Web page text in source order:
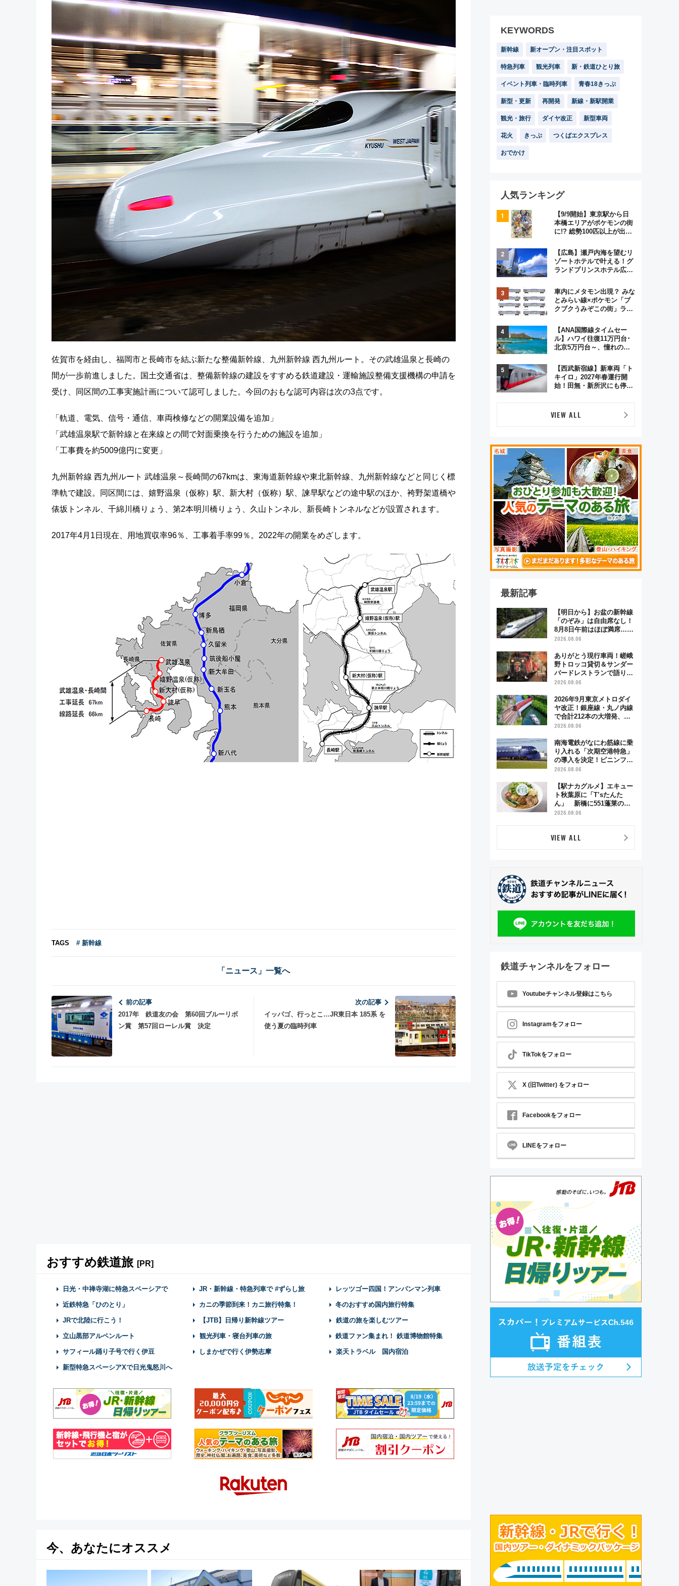
佐賀市を経由し、福岡市と長崎市を結ぶ新たな整備新幹線、九州新幹線 西九州ルート。その武雄温泉と長崎の
間が一歩前進しました。国土交通省は、整備新幹線の建設をすすめる鉄道建設・運輸施設整備支援機構の申請を
受け、同区間の工事実施計画について認可しました。今回のおもな認可内容は次の3点です。
「軌道、電気、信号・通信、車両検修などの開業設備を追加」
「武雄温泉駅で新幹線と在来線との間で対面乗換を行うための施設を追加」
「工事費を約5009億円に変更」
九州新幹線 西九州ルート 武雄温泉～長崎間の67kmは、東海道新幹線や東北新幹線、九州新幹線などと同じく標
準軌で建設。同区間には、嬉野温泉（仮称）駅、新大村（仮称）駅、諫早駅などの途中駅のほか、袴野架道橋や
俵坂トンネル、千綿川橋りょう、第2本明川橋りょう、久山トンネル、新長崎トンネルなどが設置されます。
2017年4月1日現在、用地買収率96％、工事着手率99％。2022年の開業をめざします。
TAGS # 新幹線
「ニュース」一覧へ
前の記事
2017年 鉄道友の会 第60回ブルーリボ
ン賞 第57回ローレル賞 決定
次の記事
イッパゴ、行っとこ…JR東日本 185系 を
使う夏の臨時列車
おすすめ鉄道旅 [PR]
日光・中禅寺湖に特急スペーシアで JR・新幹線・特急列車で #ずらし旅 レッツゴー四国！アンパンマン列車
近鉄特急「ひのとり」 カニの季節到来！カニ旅行特集！ 冬のおすすめ国内旅行特集
JRで北陸に行こう！ 【JTB】日帰り新幹線ツアー 鉄道の旅を楽しむツアー
立山黒部アルペンルート 観光列車・寝台列車の旅 鉄道ファン集まれ！ 鉄道博物館特集
サフィール踊り子号で行く伊豆 しまかぜで行く伊勢志摩 楽天トラベル 国内宿泊
新型特急スペーシアXで日光鬼怒川へ
今、あなたにオススメ
KEYWORDS
新幹線 新オープン・注目スポット
特急列車 観光列車 新・鉄道ひとり旅
イベント列車・臨時列車 青春18きっぷ
新型・更新 再開発 新線・新駅開業
観光・旅行 ダイヤ改正 新型車両
花火 きっぷ つくばエクスプレス
おでかけ
人気ランキング
【9/9開始】東京駅から日
本橋エリアがポケモンの街
に!? 総勢100匹以上が出現
格謎解き・グッズ情報まと
め
【広島】瀬戸内海を望むリ
ゾートホテルで叶える！グ
ランドプリンスホテル広島
ジュアルパーティープラン
車内にメタモン出現？ みな
とみらい線×ポケモン「ブ
クブクうみぞこの街」ラッ
この夏は直通列車で横浜
へ！
【ANA国際線タイムセー
ル】ハワイ往復11万円台･
北京5万円台～、憧れのビ
GW旅行まで狙える激アツ
路線まとめ（8/10まで）
【西武新宿線】新車両「ト
キイロ」2027年春運行開
始！田無・新所沢にも停
VIEW ALL
最新記事
【明日から】お盆の新幹線
「のぞみ」は自由席なし！
8月8日午前はほぼ満席…で
も数時間ズラせば空きが見
「空席」探しのコツ
2026.08.06
ありがとう現行車両！嵯峨
野トロッコ貸切＆サンダー
バードレストランで語り合
う秋の京都 斉藤雪乃＆福
日「京都の鉄道満喫ツア
ー」開催
2026.08.06
2026年9月東京メトロダイ
ヤ改正！銀座線・丸ノ内線
で合計212本の大増発、混
雑緩和に期待
2026.08.06
南海電鉄がなにわ筋線に乗
り入れる「次期空港特急」
の導入を決定！ピニンファ
リーナによる日本初の鉄道
2026.08.06
【駅ナカグルメ】エキュー
ト秋葉原に「T’sたんた
ん」 新橋に551蓬莱の
DNAを継ぐ「東京豚饅」、
【2026年8月】
2026.08.06
VIEW ALL
鉄道チャンネルをフォロー
Youtubeチャンネル登録はこちら
Instagramをフォロー
TikTokをフォロー
X (旧Twitter) をフォロー
Facebookをフォロー
LINEをフォロー